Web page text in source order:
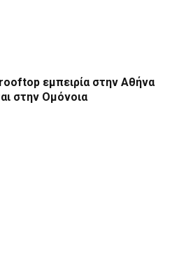
εμπειρία στην Αθήνα
στην Ομόνοια